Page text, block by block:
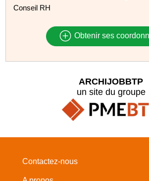
Conseil RH
Obtenir ses
ARCHIJOBBTP
un site du groupe
Contactez-nous